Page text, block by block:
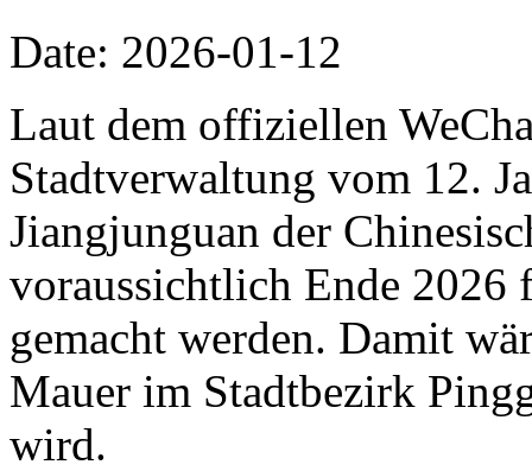
Date: 2026-01-12
Laut dem offiziellen
Stadtverwaltung vom 12.
Jiangjunguan der
voraussichtlich Ende
gemacht werden. Damit
Mauer im Stadtbezirk
wird.